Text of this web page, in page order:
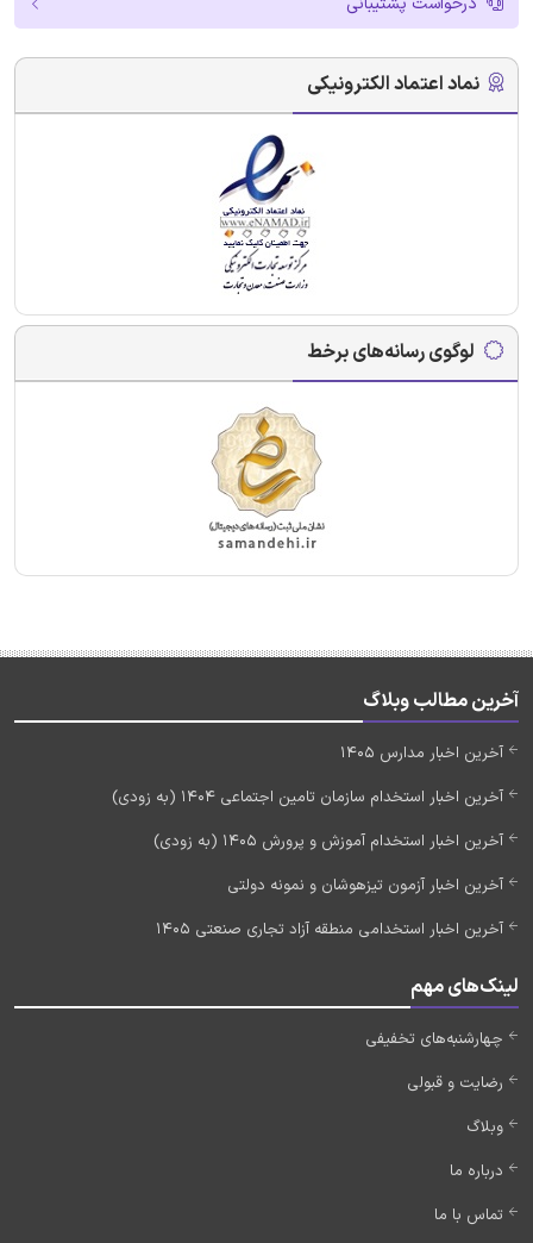
نماد اعتماد الکترونیکی
لوگوی رسانه‌های برخط
آخرین مطالب وبلاگ
آخرین اخبار مدارس 1405
آخرین اخبار استخدام سازمان تامین اجتماعی 1404 (به زودی)
آخرین اخبار استخدام آموزش و پرورش 1405 (به زودی)
آخرین اخبار آزمون تیزهوشان و نمونه دولتی
آخرین اخبار استخدامی منطقه آزاد تجاری صنعتی 1405
لینک‌های مهم
چهارشنبه‌های تخفیفی
رضایت و قبولی
وبلاگ
درباره ما
تماس با ما